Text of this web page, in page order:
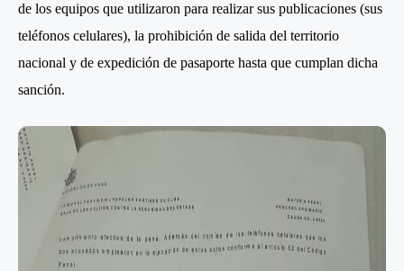
de los equipos que utilizaron para realizar sus publicaciones (sus
teléfonos celulares), la prohibición de salida del territorio
nacional y de expedición de pasaporte hasta que cumplan dicha
sanción.